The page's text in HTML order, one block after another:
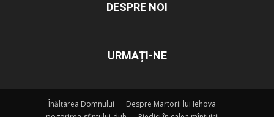
DESPRE NOI
URMAȚI-NE
Înălțarea Domnului
Despre Martorii lui Iehova